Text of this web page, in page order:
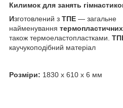
Килимок для занять
Изготовлений з ТПЕ — загальне
найменування
також термоеластопластками.
каучукоподібний матеріал
Розміри: 1830 х 610 х 6 мм